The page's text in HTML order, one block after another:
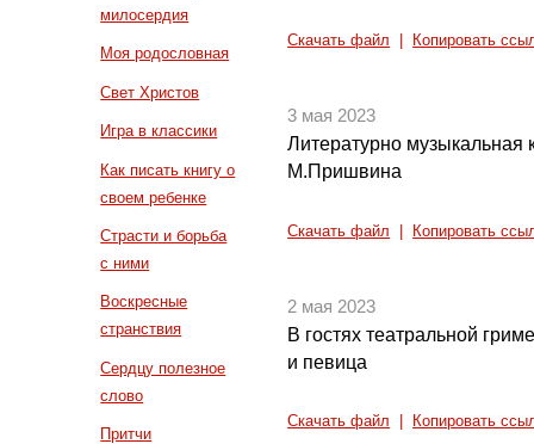
милосердия
Моя родословная
Свет Христов
Игра в классики
Как писать книгу о
своем ребенке
Страсти и борьба
с ними
Воскресные
странствия
Сердцу полезное
слово
Притчи
Скачать файл Копировать
3 мая 2023
Литературно музыкальная
М.Пришвина
Скачать файл Копировать
2 мая 2023
В гостях театральной
и певица
Скачать файл Копировать